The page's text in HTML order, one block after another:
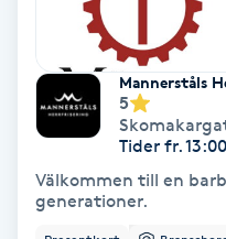
Torr hårbotten
Torrborstning
Triggerpunktsmassage
Trådning
Mannerståls
5
Tider fr.
Välkommen till en
generationer.